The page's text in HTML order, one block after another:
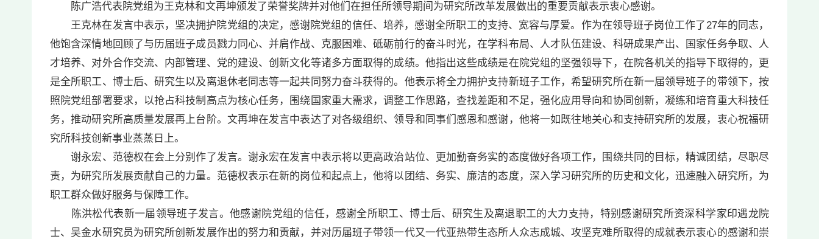
陈广浩代表院党组为王克林和文再坤颁发了荣誉奖牌并对他们在担任所领导期间为研究所改革发展做出的重要贡献表示衷心感谢。
王克林在发言中表示，坚决拥护院党组的决定，感谢院党组的信任、培养，感谢全所职工的支持、宽容与厚爱。作为在领导班子岗位工作了27年的同志，
他饱含深情地回顾了与历届班子成员戮力同心、并肩作战、克服困难、砥砺前行的奋斗时光，在学科布局、人才队伍建设、科研成果产出、国家任务争取、人
才培养、对外合作交流、内部管理、党的建设、创新文化等诸多方面取得的成绩。他指出这些成绩是在院党组的坚强领导下，在院各机关的指导下取得的，更
是全所职工、博士后、研究生以及离退休老同志等一起共同努力奋斗获得的。他表示将全力拥护支持新班子工作，希望研究所在新一届领导班子的带领下，按
照院党组部署要求，以抢占科技制高点为核心任务，围绕国家重大需求，调整工作思路，查找差距和不足，强化应用导向和协同创新，凝练和培育重大科技任
务，推动研究所高质量发展再上台阶。文再坤在发言中表达了对各级组织、领导和同事们感恩和感谢，他将一如既往地关心和支持研究所的发展，衷心祝福研
究所科技创新事业蒸蒸日上。
谢永宏、范德权在会上分别作了发言。谢永宏在发言中表示将以更高政治站位、更加勤奋务实的态度做好各项工作，围绕共同的目标，精诚团结，尽职尽
责，为研究所发展贡献自己的力量。范德权表示在新的岗位和起点上，他将以团结、务实、廉洁的态度，深入学习研究所的历史和文化，迅速融入研究所，为
职工群众做好服务与保障工作。
陈洪松代表新一届领导班子发言。他感谢院党组的信任，感谢全所职工、博士后、研究生及离退职工的大力支持，特别感谢研究所资深科学家印遇龙院
士、吴金水研究员为研究所创新发展作出的努力和贡献，并对历届班子带领一代又一代亚热带生态所人众志成城、攻坚克难所取得的成就表示衷心的感谢和崇